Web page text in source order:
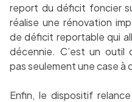
report du déficit foncier
réalise une rénovation
de déficit reportable qui
décennie. C’est un outil
pas seulement une case à
Enfin, le dispositif